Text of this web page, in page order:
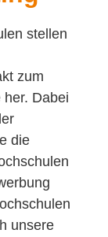
stellen
zum
Dabei
die
unsere